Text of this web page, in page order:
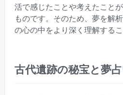
活で感じたことや考えたこと
ものです。そのため、夢を解
の心の中をより深く理解するこ
古代遺跡の秘宝と夢